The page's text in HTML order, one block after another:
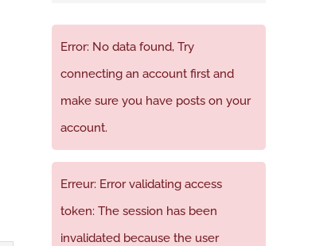
Error: No data found, Try
connecting an account first and
make sure you have posts on your
account.
Erreur: Error validating access
token: The session has been
invalidated because the user